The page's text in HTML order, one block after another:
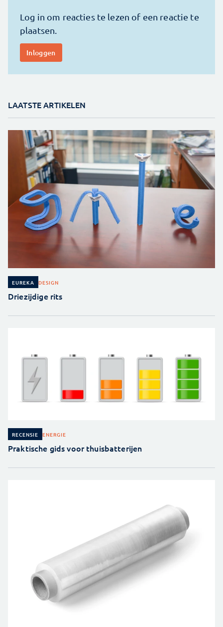
LAATSTE ARTIKELEN
EUREKA DESIGN
Driezijdige rits
RECENSIE ENERGIE
Praktische gids voor thuisbatterijen